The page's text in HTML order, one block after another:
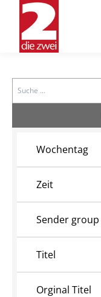
Search
Wochentag
Zeit
Sender group
Titel
Orginal Titel